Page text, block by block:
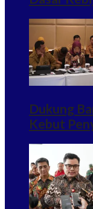
Dukung
Kebut